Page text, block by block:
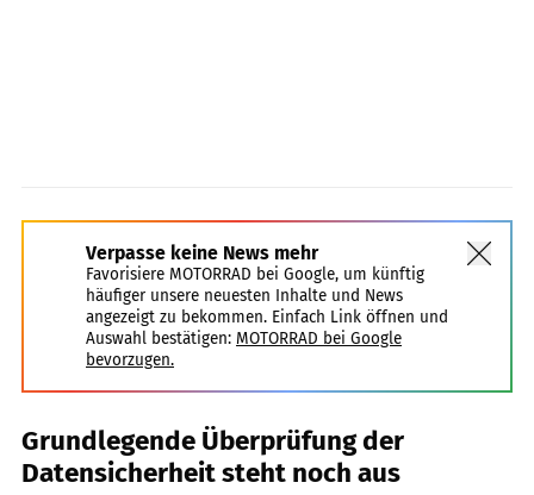
Verpasse keine News mehr
Favorisiere MOTORRAD bei Google, um künftig
häufiger unsere neuesten Inhalte und News
angezeigt zu bekommen. Einfach Link öffnen und
Auswahl bestätigen: MOTORRAD bei Google
bevorzugen.
Grundlegende Überprüfung der
Datensicherheit steht noch aus